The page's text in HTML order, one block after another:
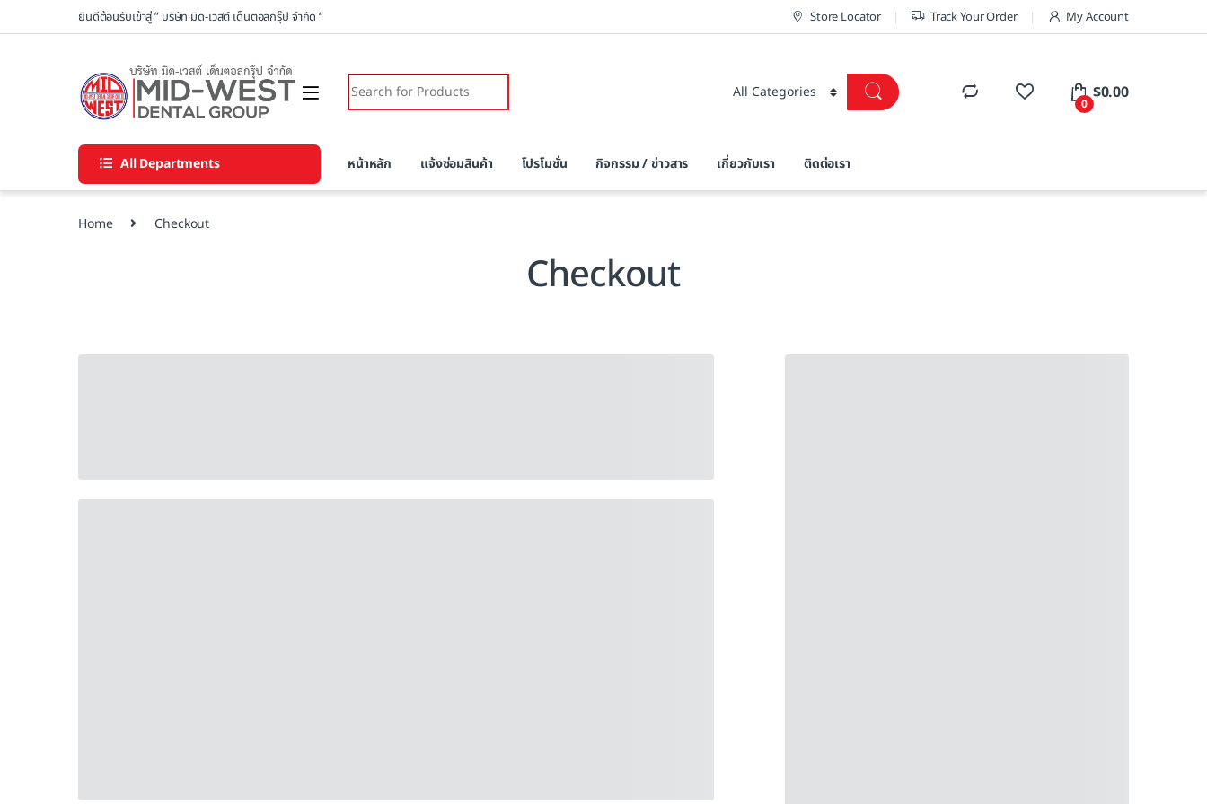
Skip to navigation
Skip to contentยินดีต้อนรับเข้าสู่ ” บริษัท มิด-เวสต์ เด็นตอลกรุ๊ป จำกัด “ Store Locator Track Your Order My Account
Search for:
0
$0.00
All Departments หน้าหลัก แจ้งซ่อมสินค้า โปรโมชั่น กิจกรรม / ข่าวสาร เกี่ยวกับเรา ติดต่อเรา
Home Checkout
Checkout